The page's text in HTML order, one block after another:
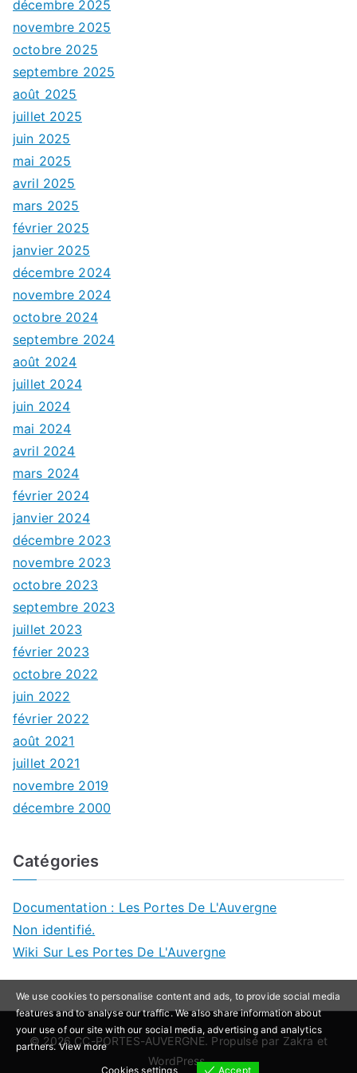
décembre 2025
novembre 2025
octobre 2025
septembre 2025
août 2025
juillet 2025
juin 2025
mai 2025
avril 2025
mars 2025
février 2025
janvier 2025
décembre 2024
novembre 2024
octobre 2024
septembre 2024
août 2024
juillet 2024
juin 2024
mai 2024
avril 2024
mars 2024
février 2024
janvier 2024
décembre 2023
novembre 2023
octobre 2023
septembre 2023
juillet 2023
février 2023
octobre 2022
juin 2022
février 2022
août 2021
juillet 2021
novembre 2019
décembre 2000
Catégories
Documentation : Les Portes De L'Auvergne
Non identifié.
Wiki Sur Les Portes De L'Auvergne
© 2026CC-PORTES-AUVERGNE. Propulsé par Zakra et
WordPress.
We use cookies to personalise content and ads, to provide social media
features and to analyse our traffic. We also share information about
your use of our site with our social media, advertising and analytics
partners.View more
Cookies settings
Accept